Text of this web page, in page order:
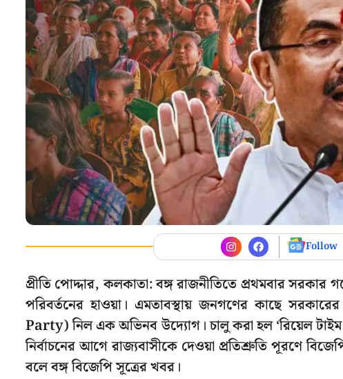
Follow
প্রীতি পোদ্দার, কলকাতা: বঙ্গ রাজনীতিতে প্রথমবার
পরিবর্তনের হাওয়া। এমতাবস্থায় জনগণের কাছে
Party) নিল এক অভিনব উদ্যোগ। চালু করা হল ‘রিয়েল
নির্বাচনের আগে রাজ্যবাসীকে দেওয়া প্রতিশ্রুতি পূরণে
বলে বঙ্গ বিজেপি সূত্রের খবর।